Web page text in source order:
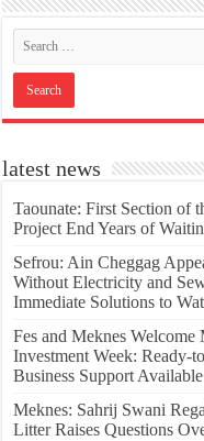
latest news
Taounate: First Section of
Project End Years of
Sefrou: Ain Cheggag
Without Electricity and
Immediate Solutions to
Fes and Meknes
Investment Week: Ready-
Business Support Available
Meknes: Sahrij Swani
Litter Raises Questions